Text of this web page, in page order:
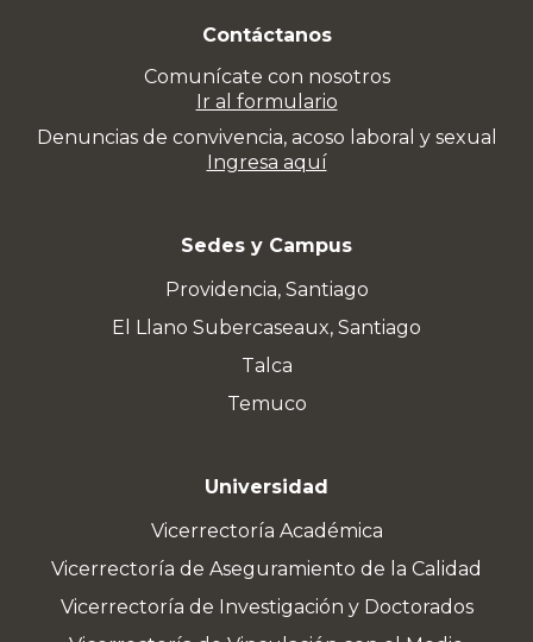
Contáctanos
Comunícate con nosotros
Ir al formulario
Denuncias de convivencia, acoso laboral y sexual
Ingresa aquí
Sedes y Campus
Providencia, Santiago
El Llano Subercaseaux, Santiago
Talca
Temuco
Universidad
Vicerrectoría Académica
Vicerrectoría de Aseguramiento de la Calidad
Vicerrectoría de Investigación y Doctorados